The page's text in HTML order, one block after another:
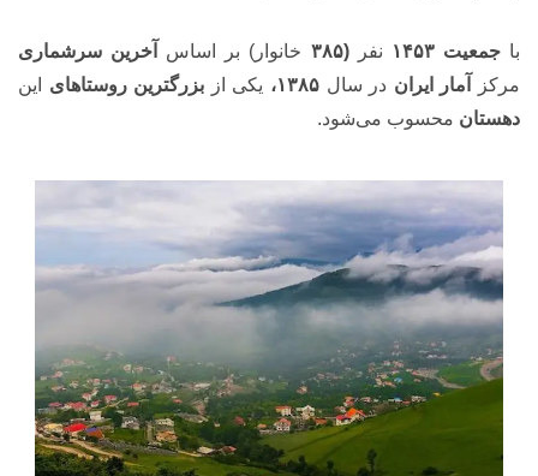
باجمعیت ۱۴۵۳ نفر(۳۸۵ خانوار) بر اساس
آخرین سرشماری
مرکز
آمار ایران در سال ۱۳۸۵، یکی از بزرگترین روستاهای این
دهستان محسوب می‌شود.